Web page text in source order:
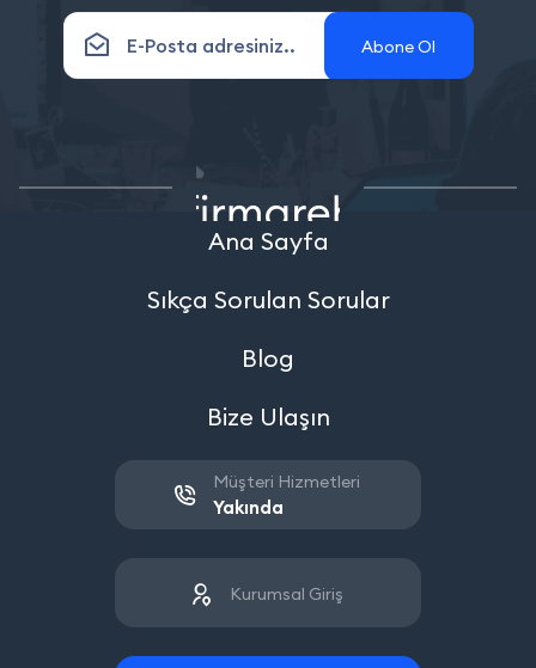
Abone Ol
Ana Sayfa
Sıkça Sorulan Sorular
Blog
Bize Ulaşın
Müşteri Hizmetleri
Yakında
Kurumsal Giriş